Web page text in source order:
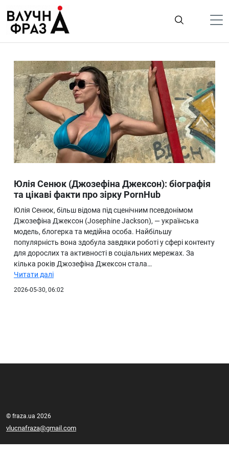
содержимому
Гроші
Життя
Лайфстайл
ТехноНаука
Людина
Ukraine
Про нас
Юлія Сенюк (Джозефіна Джексон): біографія
та цікаві факти про зірку PornHub
Юлія Сенюк, більш відома під сценічним псевдонімом
Джозефіна Джексон (Josephine Jackson), — українська
модель, блогерка та медійна особа. Найбільшу
популярність вона здобула завдяки роботі у сфері контенту
для дорослих та активності в соціальних мережах. За
кілька років Джозефіна Джексон стала…
Читати далі
2026-05-30, 06:02
© fraza.ua 2026
vlucnafraza@gmail.com